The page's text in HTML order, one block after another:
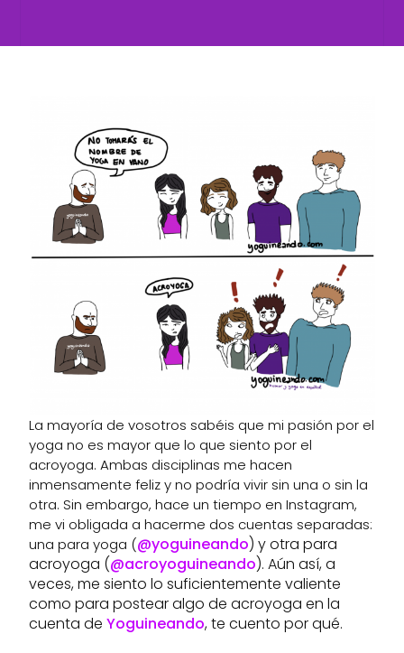
La mayoría de vosotros sabéis que mi pasión por el
yoga no es mayor que lo que siento por el
acroyoga. Ambas disciplinas me hacen
inmensamente feliz y no podría vivir sin una o sin la
otra. Sin embargo, hace un tiempo en Instagram,
me vi obligada a hacerme dos cuentas separadas:
una para yoga (@yoguineando) y otra para
acroyoga (@acroyoguineando). Aún así, a
veces, me siento lo suficientemente valiente
como para postear algo de acroyoga en la
cuenta deYoguineando, te cuento por qué.